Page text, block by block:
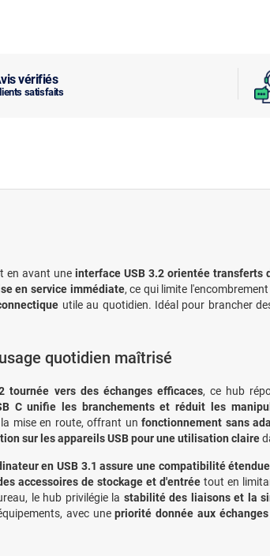
vérifiés
satisfaits
en avant une interface USB 3.2 orientée transferts
en service immédiate, ce qui limite
utile au quotidien. Idéal pour brancher
quotidien maîtrisé
tournée vers des échanges efficaces, ce hub
C unifie les branchements et réduit les
mise en route, offrant unfonctionnement sans
sur les appareils USB pour une utilisation claire
en USB 3.1 assure une compatibilité étendue
accessoires de stockage et d'entrée tout en
le hub privilégie la stabilité des liaisons et la
avec unepriorité donnée aux